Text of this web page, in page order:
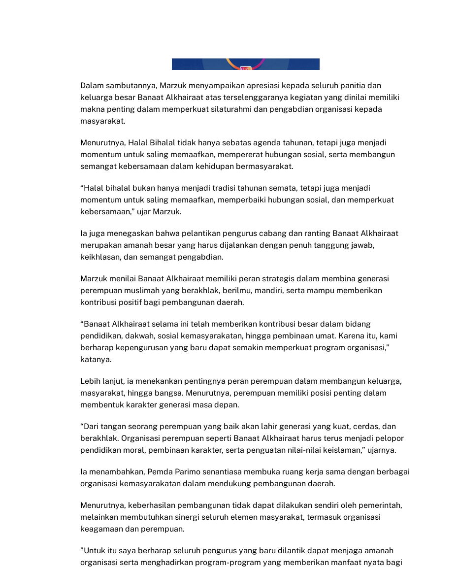
Dalam sambutannya, Marzuk menyampaikan apresiasi kepada seluruh panitia dan
keluarga besar Banaat Alkhairaat atas terselenggaranya kegiatan yang dinilai memiliki
makna penting dalam memperkuat silaturahmi dan pengabdian organisasi kepada
masyarakat.
Menurutnya, Halal Bihalal tidak hanya sebatas agenda tahunan, tetapi juga menjadi
momentum untuk saling memaafkan, mempererat hubungan sosial, serta membangun
semangat kebersamaan dalam kehidupan bermasyarakat.
“Halal bihalal bukan hanya menjadi tradisi tahunan semata, tetapi juga menjadi
momentum untuk saling memaafkan, memperbaiki hubungan sosial, dan memperkuat
kebersamaan,” ujar Marzuk.
Ia juga menegaskan bahwa pelantikan pengurus cabang dan ranting Banaat Alkhairaat
merupakan amanah besar yang harus dijalankan dengan penuh tanggung jawab,
keikhlasan, dan semangat pengabdian.
Marzuk menilai Banaat Alkhairaat memiliki peran strategis dalam membina generasi
perempuan muslimah yang berakhlak, berilmu, mandiri, serta mampu memberikan
kontribusi positif bagi pembangunan daerah.
“Banaat Alkhairaat selama ini telah memberikan kontribusi besar dalam bidang
pendidikan, dakwah, sosial kemasyarakatan, hingga pembinaan umat. Karena itu, kami
berharap kepengurusan yang baru dapat semakin memperkuat program organisasi,”
katanya.
Lebih lanjut, ia menekankan pentingnya peran perempuan dalam membangun keluarga,
masyarakat, hingga bangsa. Menurutnya, perempuan memiliki posisi penting dalam
membentuk karakter generasi masa depan.
“Dari tangan seorang perempuan yang baik akan lahir generasi yang kuat, cerdas, dan
berakhlak. Organisasi perempuan seperti Banaat Alkhairaat harus terus menjadi pelopor
pendidikan moral, pembinaan karakter, serta penguatan nilai-nilai keislaman,” ujarnya.
Ia menambahkan, Pemda Parimo senantiasa membuka ruang kerja sama dengan berbagai
organisasi kemasyarakatan dalam mendukung pembangunan daerah.
Menurutnya, keberhasilan pembangunan tidak dapat dilakukan sendiri oleh pemerintah,
melainkan membutuhkan sinergi seluruh elemen masyarakat, termasuk organisasi
keagamaan dan perempuan.
”Untuk itu saya berharap seluruh pengurus yang baru dilantik dapat menjaga amanah
organisasi serta menghadirkan program-program yang memberikan manfaat nyata bagi